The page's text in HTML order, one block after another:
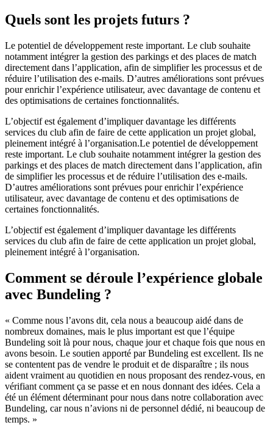
Quels sont les projets futurs ?
Le potentiel de développement reste important. Le club souhaite
notamment intégrer la gestion des parkings et des places de match
directement dans l’application, afin de simplifier les processus et de
réduire l’utilisation des e-mails. D’autres améliorations sont prévues
pour enrichir l’expérience utilisateur, avec davantage de contenu et
des optimisations de certaines fonctionnalités.
L’objectif est également d’impliquer davantage les différents
services du club afin de faire de cette application un projet global,
pleinement intégré à l’organisation.Le potentiel de développement
reste important. Le club souhaite notamment intégrer la gestion des
parkings et des places de match directement dans l’application, afin
de simplifier les processus et de réduire l’utilisation des e-mails.
D’autres améliorations sont prévues pour enrichir l’expérience
utilisateur, avec davantage de contenu et des optimisations de
certaines fonctionnalités.
L’objectif est également d’impliquer davantage les différents
services du club afin de faire de cette application un projet global,
pleinement intégré à l’organisation.
Comment se déroule l’expérience globale
avec Bundeling ?
« Comme nous l’avons dit, cela nous a beaucoup aidé dans de
nombreux domaines, mais le plus important est que l’équipe
Bundeling soit là pour nous, chaque jour et chaque fois que nous en
avons besoin. Le soutien apporté par Bundeling est excellent. Ils ne
se contentent pas de vendre le produit et de disparaître ; ils nous
aident vraiment au quotidien en nous proposant des rendez-vous, en
vérifiant comment ça se passe et en nous donnant des idées. Cela a
été un élément déterminant pour nous dans notre collaboration avec
Bundeling, car nous n’avions ni de personnel dédié, ni beaucoup de
temps. »